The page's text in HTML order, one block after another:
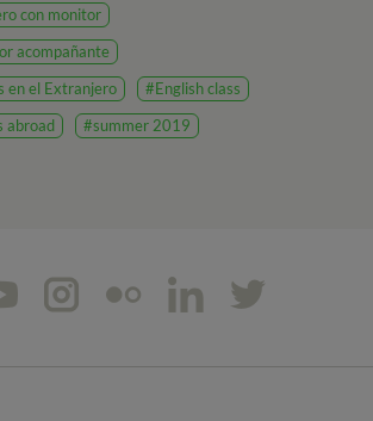
con monitor
acompañante
en el Extranjero
#English class
abroad
#summer 2019